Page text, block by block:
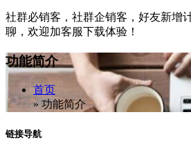
社群必销客，社群企销客，好友新增
聊，欢迎加客服下载体验！
功能简介
首页
» 功能简介
链接导航